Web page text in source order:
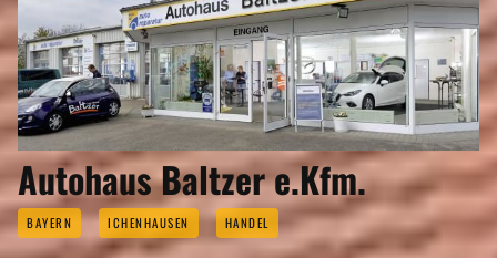
Autohaus Baltzer e.Kfm.
BAYERN ICHENHAUSEN HANDEL